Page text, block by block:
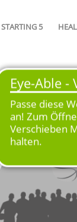
STARTING 5